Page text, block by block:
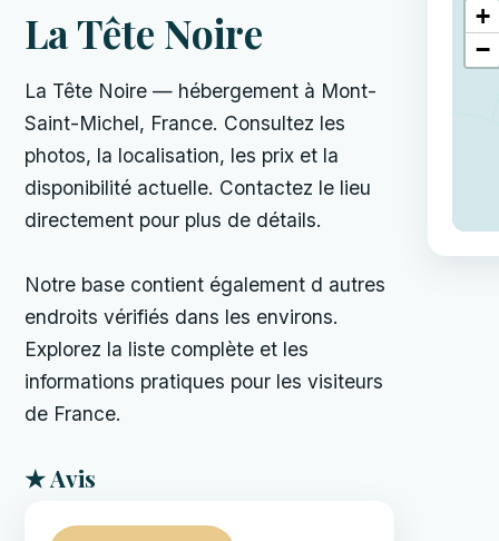
La Tête Noire
La Tête Noire — hébergement à Mont-
Saint-Michel, France. Consultez les
photos, la localisation, les prix et la
disponibilité actuelle. Contactez le lieu
directement pour plus de détails.
Notre base contient également d autres
endroits vérifiés dans les environs.
Explorez la liste complète et les
informations pratiques pour les visiteurs
de France.
★ Avis
+
−